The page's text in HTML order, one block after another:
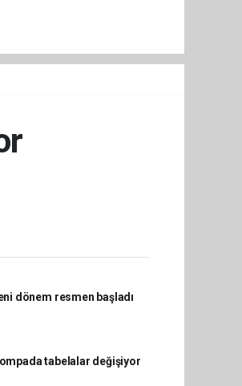
dönem resmen başladı
tabelalar değişiyor